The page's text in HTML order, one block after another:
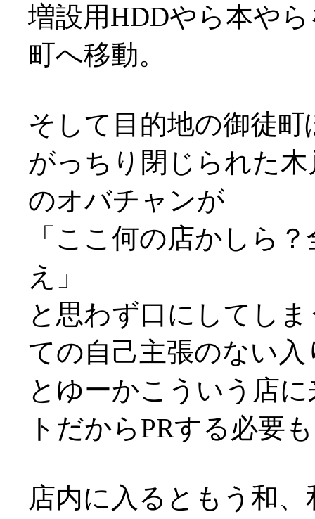
増設用HDDやら本や
町へ移動。
そして目的地の御徒町
がっちり閉じられた
のオバチャンが
「ここ何の店かしら
え」
と思わず口にしてし
ての自己主張のない入
とゆーかこういう店
トだからPRする必要
店内に入るともう和